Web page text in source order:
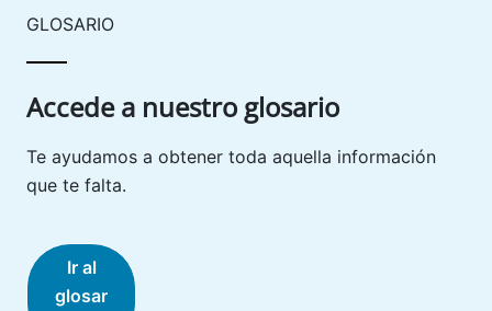
GLOSARIO
Accede a nuestro glosario
Te ayudamos a obtener toda aquella información
que te falta.
Ir al
glosar